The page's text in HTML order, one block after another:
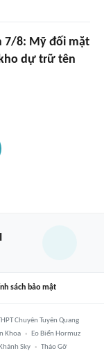
7/8: Mỹ đối mặt
dự trữ tên
sách bảo mật
Chuyên Tuyên Quang
Khoa
Eo Biển Hormuz
Sky Tháo Gỡ